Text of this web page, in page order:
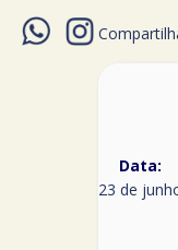
Data:
23 de